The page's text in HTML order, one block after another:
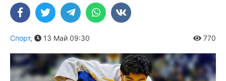
Спорт, 13 Май 09:30 770